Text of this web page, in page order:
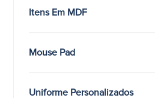
Itens Em MDF
Mouse Pad
Uniforme Personalizados